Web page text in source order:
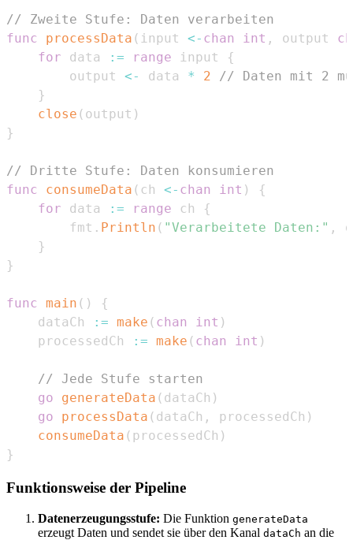
// Zweite Stufe: Daten verarbeiten
func
processData ( input <- chan int , output
for data := range input
{
        output
<- data * 2
// Daten mit 2
}
close ( output )
}
// Dritte Stufe: Daten konsumieren
func
consumeData ( ch <- chan int )
{
for data := range ch
{
        fmt
. Println ( "Verarbeitete Daten:" ,
}
}
func main ( )
{
    dataCh
:= make ( chan int )
    processedCh
:= make ( chan int )
// Jede Stufe starten
go
generateData ( dataCh )
go
processData ( dataCh , processedCh )
consumeData ( processedCh )
}
Funktionsweise der Pipeline
Datenerzeugungsstufe: Die Funktion generateData
erzeugt Daten und sendet sie über den Kanal dataCh an die